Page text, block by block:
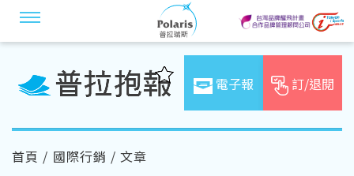
電子報 訂/退閱
首頁 / 國際行銷 / 文章